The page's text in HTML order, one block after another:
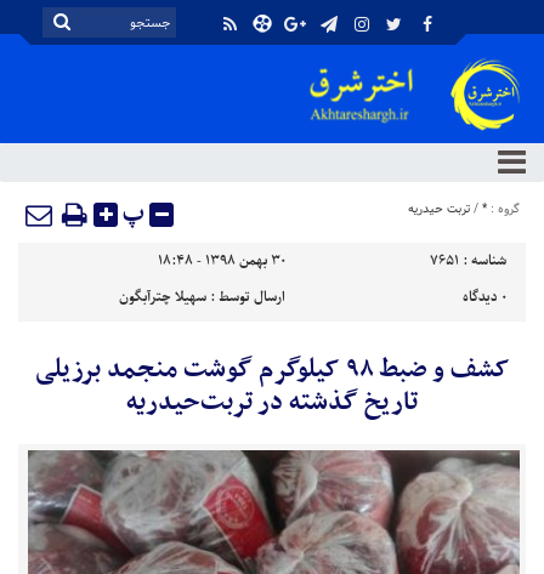
گروه : *
/تربت حیدریه پ
شناسه : 7651
۳۰ بهمن ۱۳۹۸ - ۱۸:۴۸
۰ دیدگاه ارسال توسط :سهیلا چترآبگون
کشف و ضبط ۹۸ کیلوگرم گوشت منجمد برزیلی
تاریخ گذشته در تربت‌حیدریه